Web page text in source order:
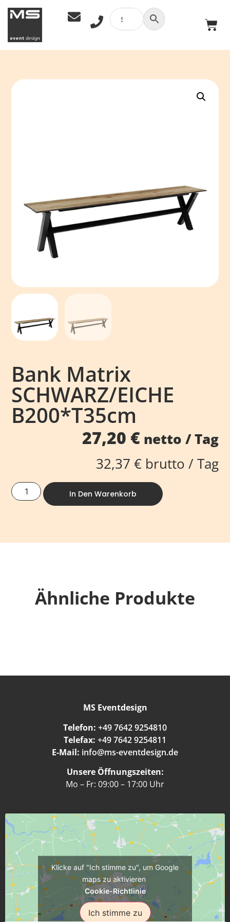
Bank Matrix
SCHWARZ/EICHE
B200*T35cm
27,20 €netto / Tag
32,37 €brutto / Tag
In Den Warenkorb
Ähnliche Produkte
MS Eventdesign
Telefon: +49 7642 9254810
Telefax: +49 7642 9254811
E-Mail: info@ms-eventdesign.de
Unsere Öffnungszeiten:
Mo – Fr: 09:00 – 17:00 Uhr
Klicke auf "Ich stimme zu", um Google
maps zu aktivieren
Cookie-Richtlinie
Ich stimme zu